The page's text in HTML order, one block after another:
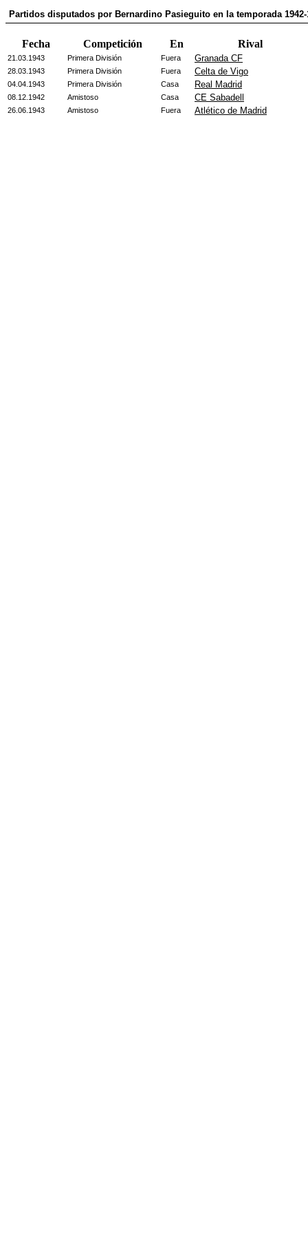
Partidos disputados por Bernardino Pasieguito en la temporada 1942-
Fecha Competición En Rival
21.03.1943 Primera División Fuera Granada CF
28.03.1943 Primera División Fuera Celta de Vigo
04.04.1943 Primera División Casa Real Madrid
08.12.1942 Amistoso Casa CE Sabadell
26.06.1943 Amistoso Fuera Atlético de Madrid